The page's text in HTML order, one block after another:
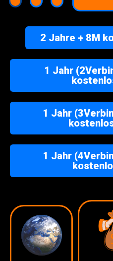
2 Jahre + 8M
1 Jahr
1 Jahr
1 Jahr